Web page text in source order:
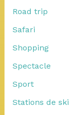
Road trip
Safari
Shopping
Spectacle
Sport
Stations de ski